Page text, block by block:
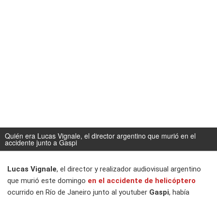
Quién era Lucas Vignale, el director argentino que murió en el
accidente junto a Gaspi
Lucas Vignale, el director y realizador audiovisual argentino
que murió este domingo en el accidente de helicóptero
ocurrido en Río de Janeiro junto al youtuber Gaspi, había